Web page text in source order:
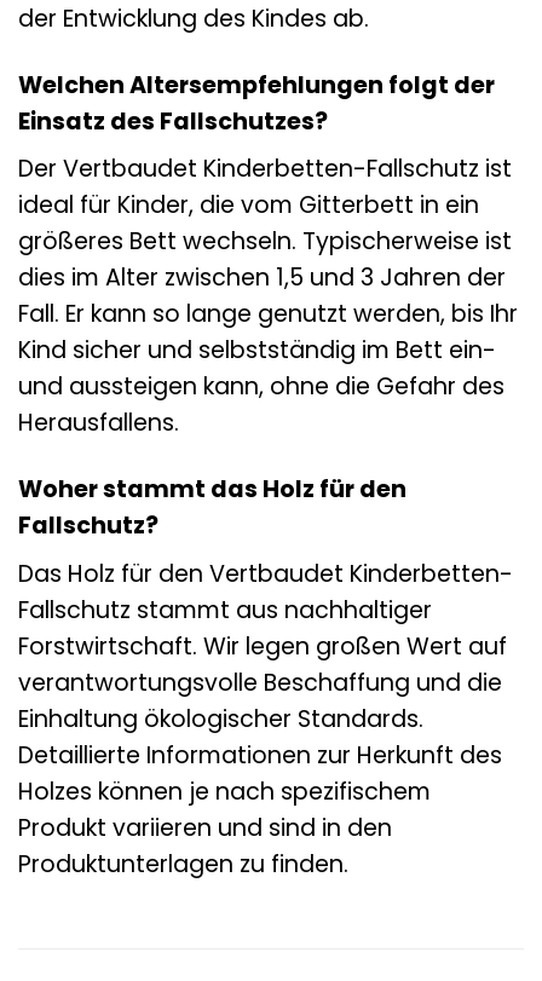
der Entwicklung des Kindes ab.
Welchen Altersempfehlungen folgt der
Einsatz des Fallschutzes?
Der Vertbaudet Kinderbetten-Fallschutz ist
ideal für Kinder, die vom Gitterbett in ein
größeres Bett wechseln. Typischerweise ist
dies im Alter zwischen 1,5 und 3 Jahren der
Fall. Er kann so lange genutzt werden, bis Ihr
Kind sicher und selbstständig im Bett ein-
und aussteigen kann, ohne die Gefahr des
Herausfallens.
Woher stammt das Holz für den
Fallschutz?
Das Holz für den Vertbaudet Kinderbetten-
Fallschutz stammt aus nachhaltiger
Forstwirtschaft. Wir legen großen Wert auf
verantwortungsvolle Beschaffung und die
Einhaltung ökologischer Standards.
Detaillierte Informationen zur Herkunft des
Holzes können je nach spezifischem
Produkt variieren und sind in den
Produktunterlagen zu finden.